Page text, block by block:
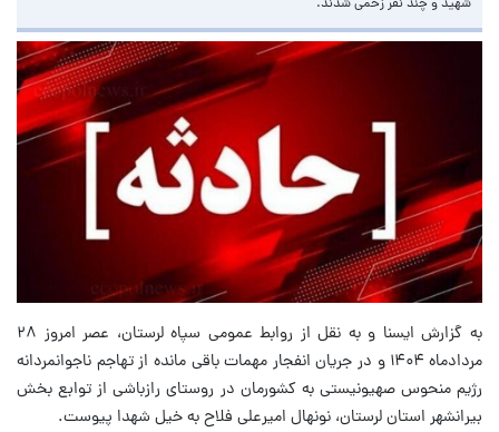
شهید و چند نفر زخمی شدند.
به گزارش ایسنا و به نقل از روابط عمومی سپاه لرستان، عصر امروز ۲۸
مردادماه ۱۴۰۴ و در جریان انفجار مهمات باقی مانده از تهاجم ناجوانمردانه
رژیم منحوس صهیونیستی به کشورمان در روستای رازباشی از توابع بخش
بیرانشهر استان لرستان، نونهال امیرعلی فلاح به خیل شهدا پیوست.